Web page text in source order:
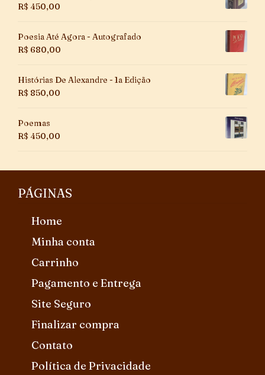
R$ 450,00
Poesia Até Agora - Autografado
R$ 680,00
Histórias De Alexandre - 1a Edição
R$ 850,00
Poemas
R$ 450,00
PÁGINAS
Home
Minha conta
Carrinho
Pagamento e Entrega
Site Seguro
Finalizar compra
Contato
Política de Privacidade